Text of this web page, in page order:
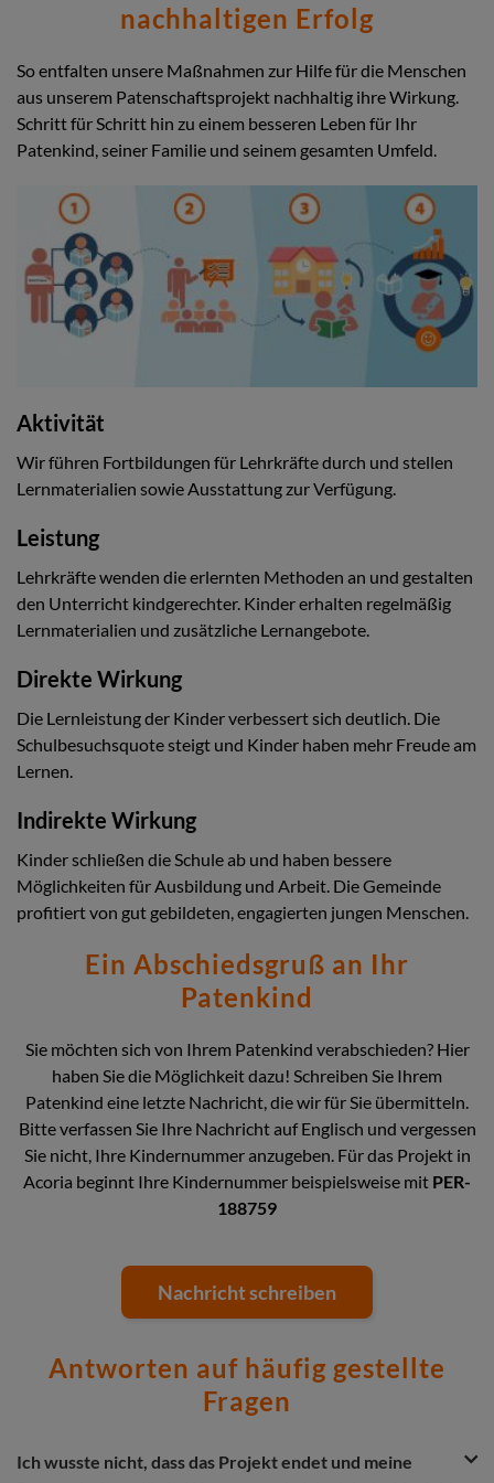
nachhaltigen Erfolg
So entfalten unsere Maßnahmen zur Hilfe für die Menschen
aus unserem Patenschaftsprojekt nachhaltig ihre Wirkung.
Schritt für Schritt hin zu einem besseren Leben für Ihr
Patenkind, seiner Familie und seinem gesamten Umfeld.
Aktivität
Wir führen Fortbildungen für Lehrkräfte durch und stellen
Lernmaterialien sowie Ausstattung zur Verfügung.
Leistung
Lehrkräfte wenden die erlernten Methoden an und gestalten
den Unterricht kindgerechter. Kinder erhalten regelmäßig
Lernmaterialien und zusätzliche Lernangebote.
Direkte Wirkung
Die Lernleistung der Kinder verbessert sich deutlich. Die
Schulbesuchsquote steigt und Kinder haben mehr Freude am
Lernen.
Indirekte Wirkung
Kinder schließen die Schule ab und haben bessere
Möglichkeiten für Ausbildung und Arbeit. Die Gemeinde
profitiert von gut gebildeten, engagierten jungen Menschen.
Ein Abschiedsgruß an Ihr
Patenkind
Sie möchten sich von Ihrem Patenkind verabschieden? Hier
haben Sie die Möglichkeit dazu! Schreiben Sie Ihrem
Patenkind eine letzte Nachricht, die wir für Sie übermitteln.
Bitte verfassen Sie Ihre Nachricht auf Englisch und vergessen
Sie nicht, Ihre Kindernummer anzugeben. Für das Projekt in
Acoria beginnt Ihre Kindernummer beispielsweise mit PER-
188759
Nachricht schreiben
Antworten auf häufig gestellte
Fragen
Question
Question
Ich wusste nicht, dass das Projekt endet und meine